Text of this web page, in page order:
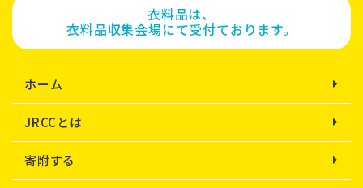
衣料品は、
衣料品収集会場にて受付ております。
ホーム
JRCCとは
寄附する